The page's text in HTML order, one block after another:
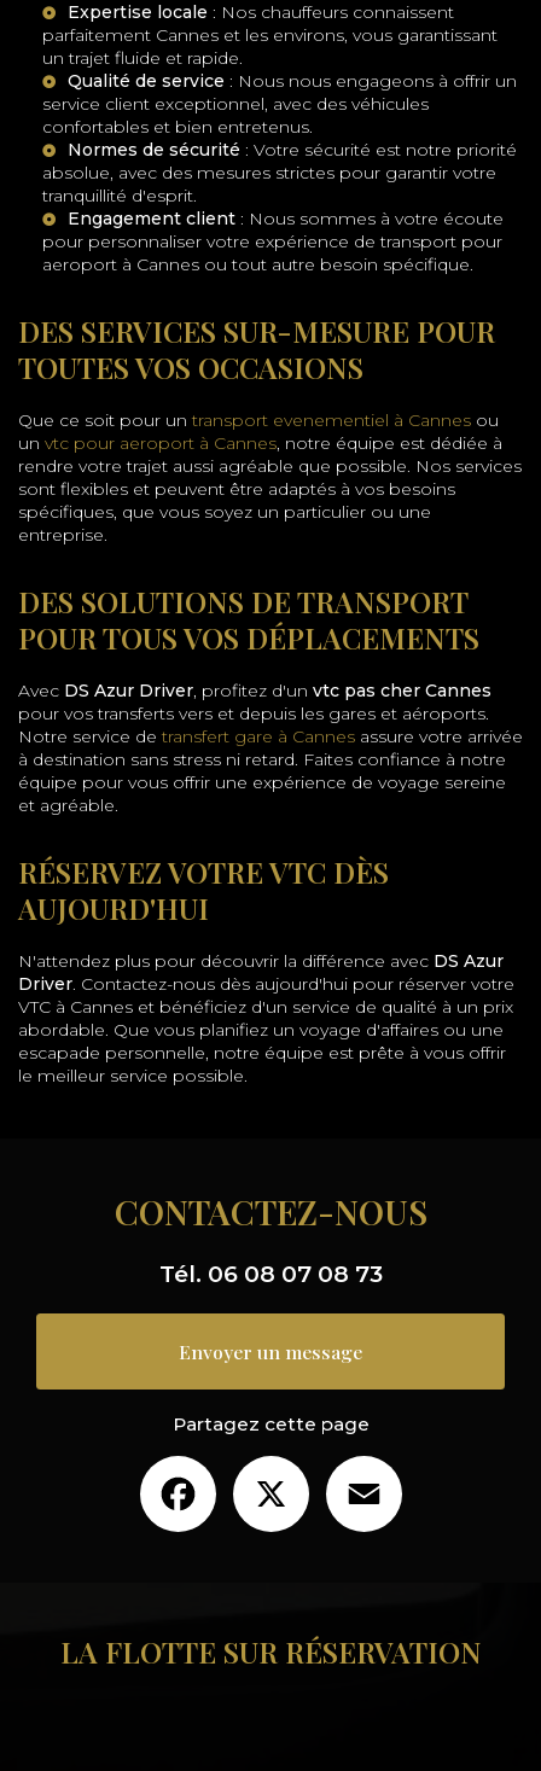
Expertise locale : Nos chauffeurs connaissent
parfaitement Cannes et les environs, vous garantissant
un trajet fluide et rapide.
Qualité de service : Nous nous engageons à offrir un
service client exceptionnel, avec des véhicules
confortables et bien entretenus.
Normes de sécurité : Votre sécurité est notre priorité
absolue, avec des mesures strictes pour garantir votre
tranquillité d'esprit.
Engagement client : Nous sommes à votre écoute
pour personnaliser votre expérience detransport pour
aeroport à Cannes ou tout autre besoin spécifique.
DES SERVICES SUR-MESURE POUR
TOUTES VOS OCCASIONS
Que ce soit pour un transport evenementiel à Cannes ou
un vtc pour aeroport à Cannes, notre équipe est dédiée à
rendre votre trajet aussi agréable que possible. Nos services
sont flexibles et peuvent être adaptés à vos besoins
spécifiques, que vous soyez un particulier ou une
entreprise.
DES SOLUTIONS DE TRANSPORT
POUR TOUS VOS DÉPLACEMENTS
Avec DS Azur Driver, profitez d'un vtc pas cher Cannes
pour vos transferts vers et depuis les gares et aéroports.
Notre service de transfert gare à Cannes assure votre arrivée
à destination sans stress ni retard. Faites confiance à notre
équipe pour vous offrir une expérience de voyage sereine
et agréable.
RÉSERVEZ VOTRE VTC DÈS
AUJOURD'HUI
N'attendez plus pour découvrir la différence avec DS Azur
Driver. Contactez-nous dès aujourd'hui pour réserver votre
VTC à Cannes et bénéficiez d'un service de qualité à un prix
abordable. Que vous planifiez un voyage d'affaires ou une
escapade personnelle, notre équipe est prête à vous offrir
le meilleur service possible.
CONTACTEZ-NOUS
Tél. 06 08 07 08 73
Envoyer un message
Partagez cette page
Facebook
LA FLOTTE SUR RÉSERVATION